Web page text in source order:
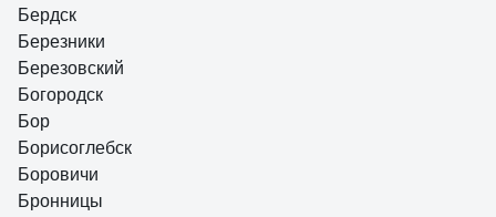
Бердск
Березники
Березовский
Богородск
Бор
Борисоглебск
Боровичи
Бронницы